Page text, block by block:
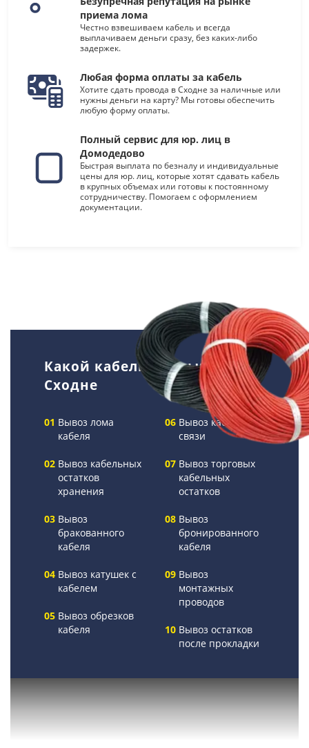
приема лома
Честно взвешиваем кабель и всегда
выплачиваем деньги сразу, без каких-либо
задержек.
Любая форма оплаты за кабель
Хотите сдать провода в Сходне за наличные или
нужны деньги на карту? Мы готовы обеспечить
любую форму оплаты.
Полный сервис для юр. лиц в
Домодедово
Быстрая выплата по безналу и индивидуальные
цены для юр. лиц, которые хотят сдавать кабель
в крупных объемах или готовы к постоянному
сотрудничеству. Помогаем с оформлением
документации.
Какой кабель мы вывозим в
Сходне
Вывоз лома
кабеля
Вывоз кабельных
остатков
хранения
Вывоз
бракованного
кабеля
Вывоз катушек с
кабелем
Вывоз обрезков
кабеля
Вывоз кабелей
связи
Вывоз торговых
кабельных
остатков
Вывоз
бронированного
кабеля
Вывоз
монтажных
проводов
Вывоз остатков
после прокладки